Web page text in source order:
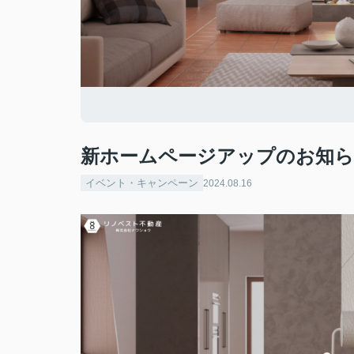
新ホームページアップのお知
イベント・キャンペーン 2024.08.16